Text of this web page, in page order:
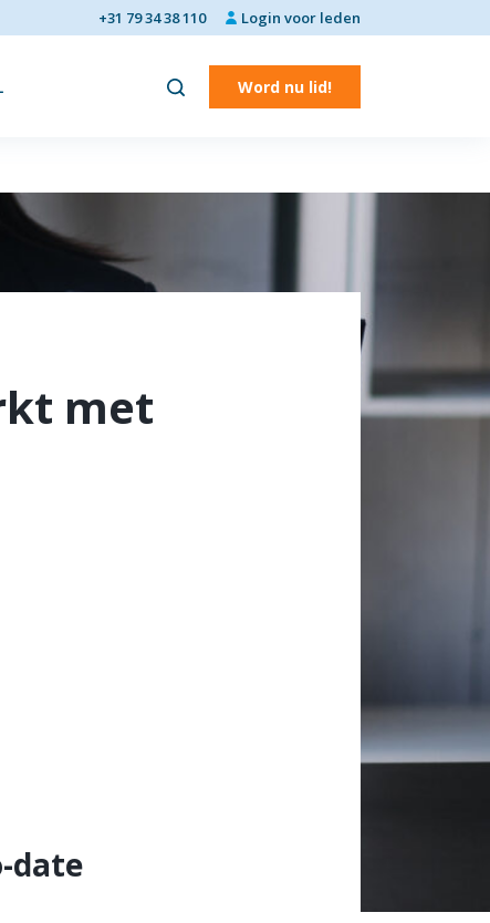
+31 79 34 38 110 Login voor leden
Word nu lid!
met
date